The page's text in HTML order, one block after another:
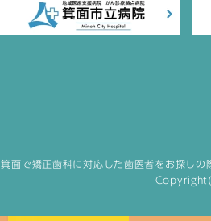
箕面で矯正歯科に対応した歯医者をお探しの